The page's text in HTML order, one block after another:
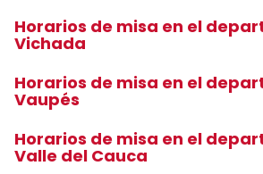
Horarios de misa en el
Vichada
Horarios de misa en el
Vaupés
Horarios de misa en el
Valle del Cauca